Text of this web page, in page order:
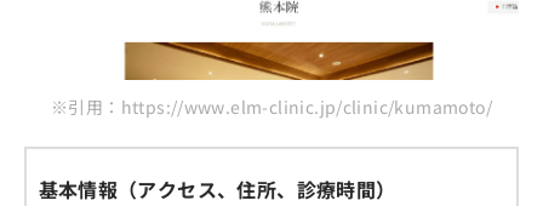
※引用：https://www.elm-clinic.jp/clinic/kumamoto/
基本情報（アクセス、住所、診療時間）